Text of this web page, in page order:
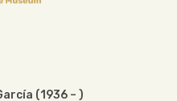
(1936 – )